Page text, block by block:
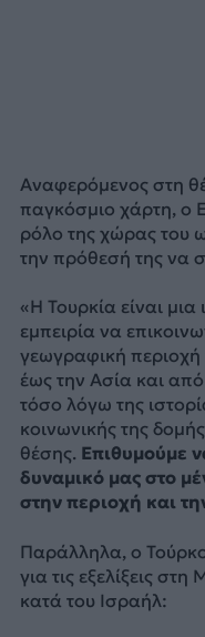
Αναφερόμενος στη
παγκόσμιο χάρτη, ο
ρόλο της χώρας του
την πρόθεσή της να
«Η Τουρκία είναι
εμπειρία να
γεωγραφική περιοχή
έως την Ασία και
τόσο λόγω της
κοινωνικής της
θέσης. Επιθυμούμε
δυναμικό μας στο
στην περιοχή και
Παράλληλα, ο
για τις εξελίξεις
κατά του Ισραήλ: